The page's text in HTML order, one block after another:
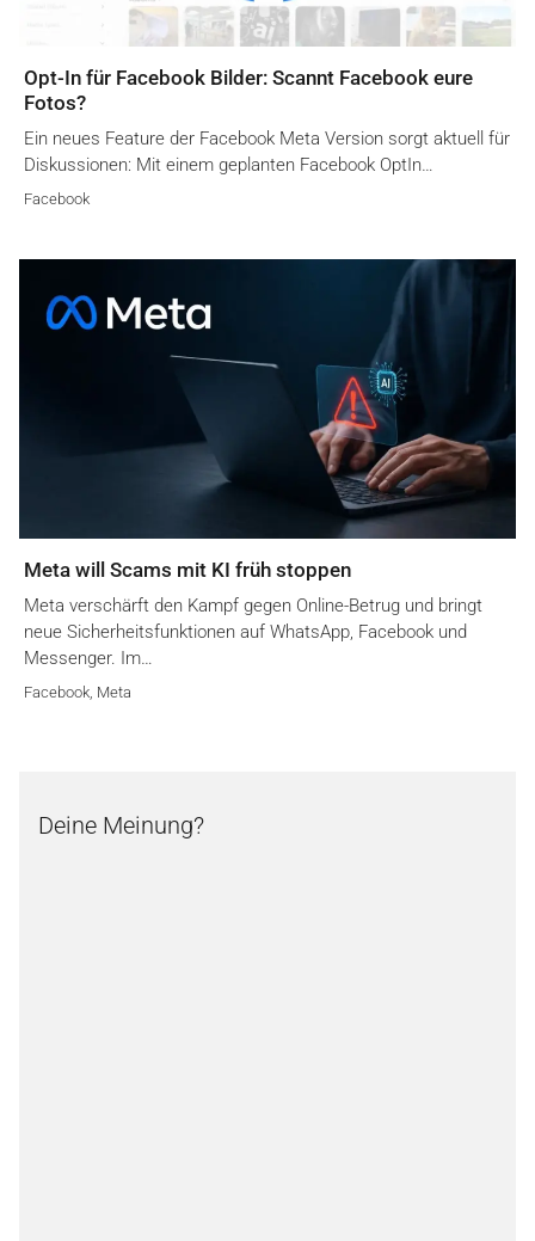
Opt-In für Facebook Bilder: Scannt Facebook eure
Fotos?
Ein neues Feature der Facebook Meta Version sorgt aktuell für
Diskussionen: Mit einem geplanten Facebook OptIn…
Facebook
Meta will Scams mit KI früh stoppen
Meta verschärft den Kampf gegen Online-Betrug und bringt
neue Sicherheitsfunktionen auf WhatsApp, Facebook und
Messenger. Im…
Facebook Meta
Deine Meinung?